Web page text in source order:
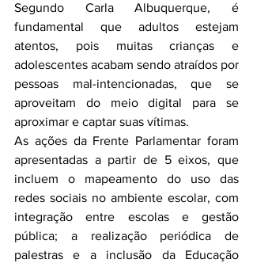
Segundo Carla Albuquerque, é
fundamental que adultos estejam
atentos, pois muitas crianças e
adolescentes acabam sendo atraídos por
pessoas mal-intencionadas, que se
aproveitam do meio digital para se
aproximar e captar suas vítimas.
As ações da Frente Parlamentar foram
apresentadas a partir de 5 eixos, que
incluem o mapeamento do uso das
redes sociais no ambiente escolar, com
integração entre escolas e gestão
pública; a realização periódica de
palestras e a inclusão da Educação